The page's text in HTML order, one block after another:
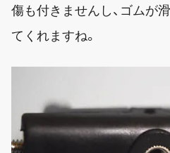
傷も付きませんし、ゴムが
てくれますね。